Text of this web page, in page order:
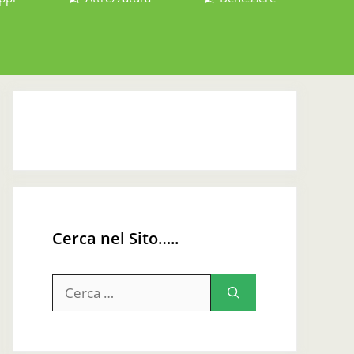
Cerca nel Sito…..
per: